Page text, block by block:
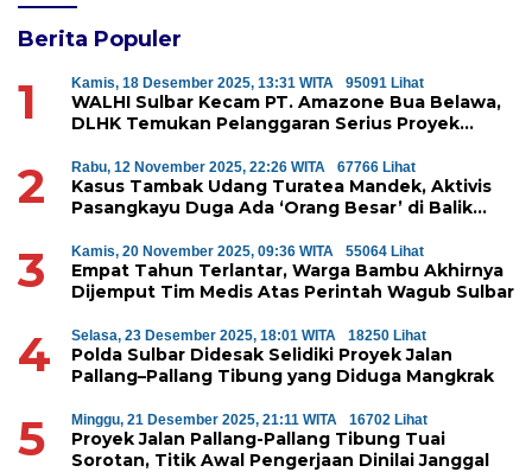
Berita Populer
1 Kamis, 18 Desember 2025, 13:31 WITA 95091 Lihat
WALHI Sulbar Kecam PT. Amazone Bua Belawa,
DLHK Temukan Pelanggaran Serius Proyek
2 Rabu, 12 November 2025, 22:26 WITA 67766 Lihat
Kasus Tambak Udang Turatea Mandek, Aktivis
Pasangkayu Duga Ada ‘Orang Besar’ di Balik
3 Kamis, 20 November 2025, 09:36 WITA 55064 Lihat
Empat Tahun Terlantar, Warga Bambu Akhirnya
Dijemput Tim Medis Atas Perintah Wagub Sulbar
4 Selasa, 23 Desember 2025, 18:01 WITA 18250 Lihat
Polda Sulbar Didesak Selidiki Proyek Jalan
Pallang–Pallang Tibung yang Diduga Mangkrak
5 Minggu, 21 Desember 2025, 21:11 WITA 16702 Lihat
Proyek Jalan Pallang-Pallang Tibung Tuai
Sorotan, Titik Awal Pengerjaan Dinilai Janggal